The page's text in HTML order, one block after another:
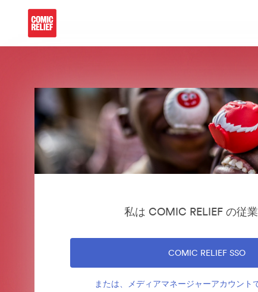
私は COMIC RELIEF の従
COMIC RELIEF SSO
または、メディアマネージャーアカウント